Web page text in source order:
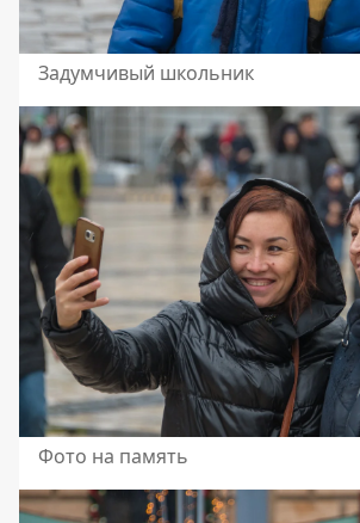
Задумчивый школьник
Фото на память